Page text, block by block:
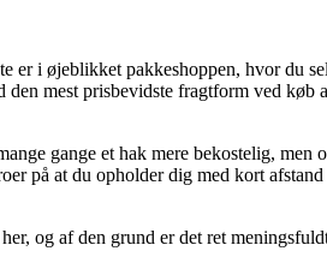
er i øjeblikket pakkeshoppen, hvor du
den mest prisbevidste fragtform ved køb
gange et hak mere bekostelig, men
på at du opholder dig med kort
og af den grund er det ret